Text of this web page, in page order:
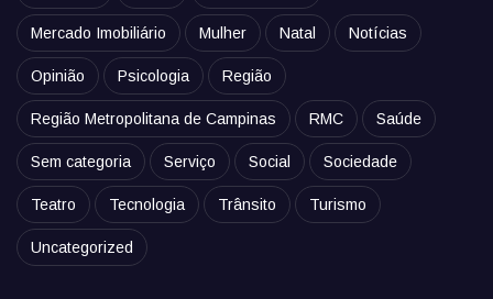
Mercado Imobiliário Mulher Natal Notícias
Opinião Psicologia Região
Região Metropolitana de Campinas RMC Saúde
Sem categoria Serviço Social Sociedade
Teatro Tecnologia Trânsito Turismo
Uncategorized